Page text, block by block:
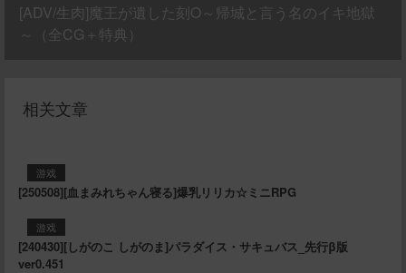
[ADV/生肉]魔王が遺した刻O～帰城と言う名のイキ地獄
～（全CG＋特典）
相关文章
游戏
[250508][血まみれちゃん寝る]爆乳リリカ☆ミニRPG
游戏
[240430][しがのこ しがのま]パラダイス・サキュバス_先行β版
ver0.451